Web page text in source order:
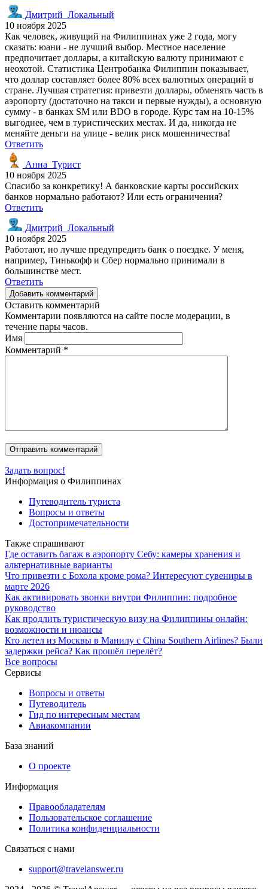
Дмитрий_Локальный
10 ноября 2025
Как человек, живущий на Филиппинах уже 2 года, могу
сказать: юани - не лучший выбор. Местное население
предпочитает доллары, а китайскую валюту принимают с
неохотой. Статистика Центробанка Филиппин показывает,
что доллар составляет более 80% всех валютных операций в
стране. Лучшая стратегия: привезти доллары, обменять часть в
аэропорту (достаточно на такси и первые нужды), а основную
сумму - в банках SM или BDO в городе. Курс там на 10-15%
выгоднее, чем в туристических местах. И да, никогда не
меняйте деньги на улице - велик риск мошенничества!
Ответить
Анна_Турист
10 ноября 2025
Спасибо за конкретику! А банковские карты российских
банков нормально работают? Или есть ограничения?
Ответить
Дмитрий_Локальный
10 ноября 2025
Работают, но лучше предупредить банк о поездке. У меня,
например, Тинькофф и Сбер нормально принимали в
большинстве мест.
Ответить
Добавить комментарий
Оставить комментарий
Комментарии появляются на сайте после модерации, в
течение пары часов.
Имя
Комментарий *
Задать вопрос!
Информация о Филиппинах
Путеводитель туриста
Вопросы и ответы
Достопримечательности
Также спрашивают
Где оставить багаж в аэропорту Себу: камеры хранения и
альтернативные варианты
Что привезти с Бохола кроме рома? Интересуют сувениры в
марте 2026
Как активировать звонки внутри Филиппин: подробное
руководство
Как продлить туристическую визу на Филиппины онлайн:
возможности и нюансы
Кто летел из Москвы в Манилу с China Southern Airlines? Были
задержки рейса? Как прошёл перелёт?
Все вопросы
Сервисы
Вопросы и ответы
Путеводитель
Гид по интересным местам
Авиакомпании
База знаний
О проекте
Информация
Правообладателям
Пользовательское соглашение
Политика конфиденциальности
Связаться с нами
support@travelanswer.ru